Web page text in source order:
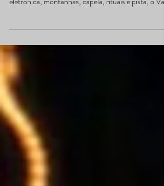
Um festival nos Andes sobre o que acontece
Sagrado virou território vivo para pensar presença,
comunidade e retorno. Um relato fotográfico sobre
viajar, dançar, escutar o lugar e entender que
algumas experiências continuam no corpo muito
depois da música acabar.